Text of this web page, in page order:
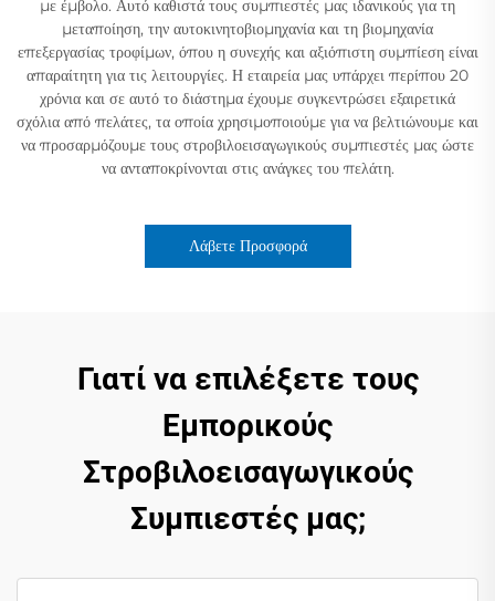
με έμβολο. Αυτό καθιστά τους συμπιεστές μας ιδανικούς για τη
μεταποίηση, την αυτοκινητοβιομηχανία και τη βιομηχανία
επεξεργασίας τροφίμων, όπου η συνεχής και αξιόπιστη συμπίεση είναι
απαραίτητη για τις λειτουργίες. Η εταιρεία μας υπάρχει περίπου 20
χρόνια και σε αυτό το διάστημα έχουμε συγκεντρώσει εξαιρετικά
σχόλια από πελάτες, τα οποία χρησιμοποιούμε για να βελτιώνουμε και
να προσαρμόζουμε τους στροβιλοεισαγωγικούς συμπιεστές μας ώστε
να ανταποκρίνονται στις ανάγκες του πελάτη.
Λάβετε Προσφορά
Γιατί να επιλέξετε τους
Εμπορικούς
Στροβιλοεισαγωγικούς
Συμπιεστές μας;